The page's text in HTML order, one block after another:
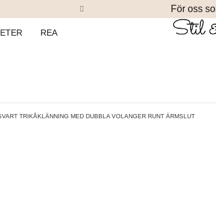
För oss
REA
TRIKÅKLÄNNING MED DUBBLA VOLANGER RUNT ÄRMSLUT